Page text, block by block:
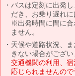
バスは定刻に出発
だき、お乗り遅れに
※出発時間に間に合
ません。
天候や道路状況、
きない場合がござい
交通機関の利用、
応じられませんので